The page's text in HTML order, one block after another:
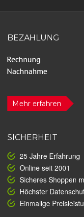
BEZAHLUNG
Mehr erfahren
SICHERHEIT
25 Jahre Erfahrung
Online seit 2001
Sicheres Shoppen
Höchster
Einmalige